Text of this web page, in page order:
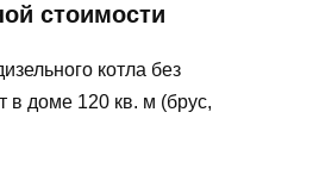
стоимости
котла без
в доме 120 кв. м (брус,